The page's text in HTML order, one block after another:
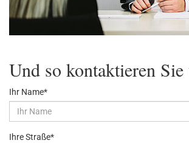
Und so kontaktieren Sie
Ihr Name*
Ihre Straße*